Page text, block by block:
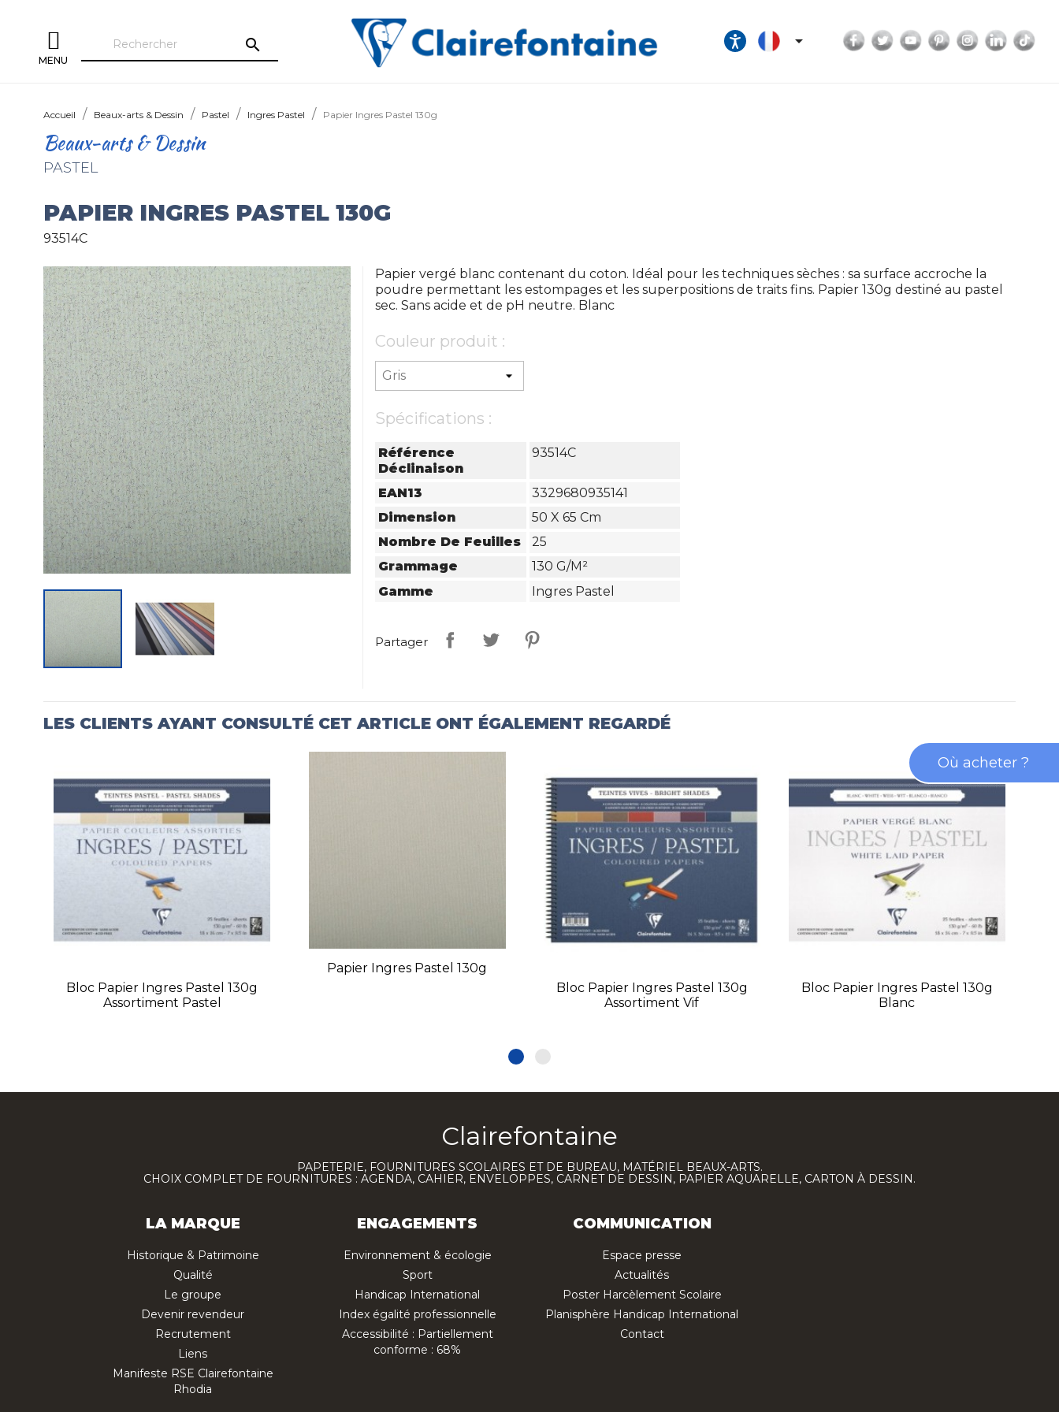
MENU
search  Facebook
TwitterYouTubePinterestInstagram
Accueil Beaux-arts & Dessin Pastel Ingres Pastel Papier Ingres Pastel 130g
Beaux-arts & Dessin
PASTEL
PAPIER INGRES PASTEL 130G
93514C
Papier vergé blanc contenant du coton. Idéal pour les techniques sèches : sa surface accroche la
poudre permettant les estompages et les superpositions de traits fins. Papier 130g destiné au pastel
sec. Sans acide et de pH neutre. Blanc
Couleur produit :
Spécifications :
Référence
Déclinaison
93514C
EAN13
3329680935141
Dimension
50 X 65 Cm
Nombre De Feuilles
25
Grammage
130 G/m²
Gamme
Ingres Pastel
Partager
LES CLIENTS AYANT CONSULTÉ CET ARTICLE ONT ÉGALEMENT REGARDÉ
Bloc Papier Ingres Pastel 130g
Assortiment Pastel
Papier Ingres Pastel 130g
Bloc Papier Ingres Pastel 130g
Assortiment Vif
Bloc Papier Ingres Pastel 130g
Blanc
Clairefontaine
PAPETERIE, FOURNITURES SCOLAIRES ET DE BUREAU, MATÉRIEL BEAUX-ARTS.
CHOIX COMPLET DE FOURNITURES : AGENDA, CAHIER, ENVELOPPES, CARNET DE DESSIN, PAPIER AQUARELLE, CARTON À DESSIN.
LA MARQUE
Historique & Patrimoine
Qualité
Le groupe
Devenir revendeur
Recrutement
Liens
Manifeste RSE Clairefontaine
Rhodia
ENGAGEMENTS
Environnement & écologie
Sport
Handicap International
Index égalité professionnelle
Accessibilité : Partiellement
conforme : 68%
COMMUNICATION
Espace presse
Actualités
Poster Harcèlement Scolaire
Planisphère Handicap International
Contact
Où acheter ?